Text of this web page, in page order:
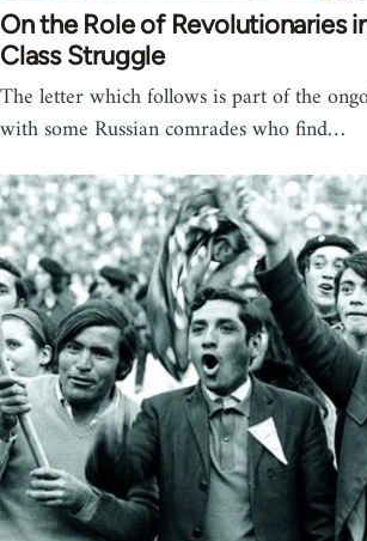
On the Role of Revolutionaries
Class Struggle
The letter which follows is part of the
with some Russian comrades who find…